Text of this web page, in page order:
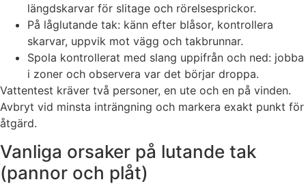
längdskarvar för slitage och rörelsesprickor.
På låglutande tak: känn efter blåsor, kontrollera
skarvar, uppvik mot vägg och takbrunnar.
Spola kontrollerat med slang uppifrån och ned: jobba
i zoner och observera var det börjar droppa.
Vattentest kräver två personer, en ute och en på vinden.
Avbryt vid minsta inträngning och markera exakt punkt för
åtgärd.
Vanliga orsaker på lutande tak
(pannor och plåt)